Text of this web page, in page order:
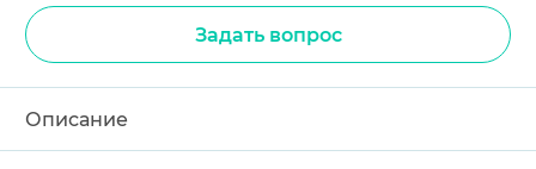
Задать вопрос
Описание